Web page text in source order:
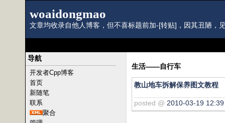
woaidongmao
文章均收录自他人博客，但不喜标题前加-[转贴]，因其丑陋，
导航
开发者Cpp博客
首页
新随笔
联系
聚合
生活——自行车
教山地车拆解保养图文教程
posted @ 2010-03-19 12:39